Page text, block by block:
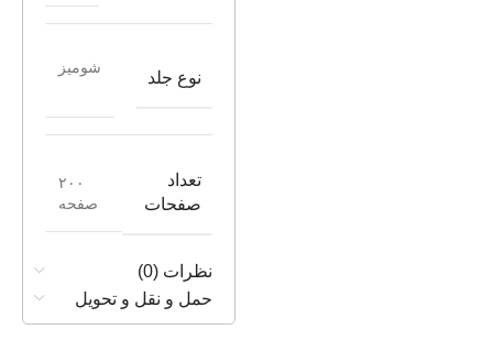
نوع جلد
شومیز
تعداد
صفحات
۲۰۰
صفحه
نظرات (0)
حمل و نقل و تحویل